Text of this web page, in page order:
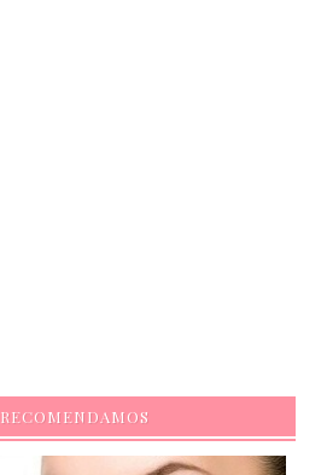
RECOMENDAMOS